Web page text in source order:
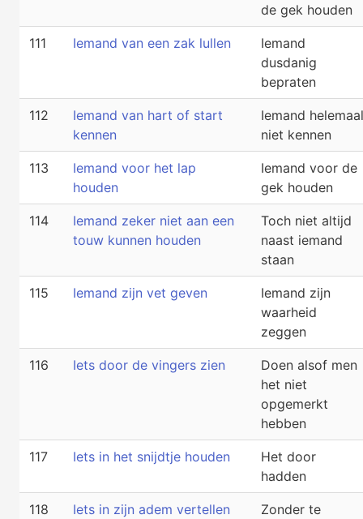
de gek houden
111 Iemand van een zak lullen
Iemand
dusdanig
bepraten
112
Iemand van hart of start
kennen
Iemand helemaal
niet kennen
113
Iemand voor het lap
houden
Iemand voor de
gek houden
114
Iemand zeker niet aan een
touw kunnen houden
Toch niet altijd
naast iemand
staan
115 Iemand zijn vet geven
Iemand zijn
waarheid
zeggen
116 Iets door de vingers zien
Doen alsof men
het niet
opgemerkt
hebben
117 Iets in het snijdtje houden
Het door
hadden
118 Iets in zijn adem vertellen
Zonder te